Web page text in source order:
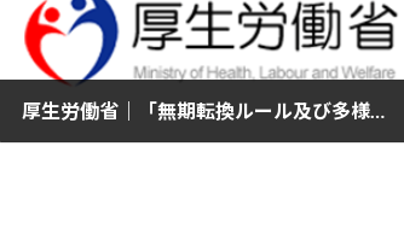
厚生労働省｜「無期転換ルール及び多様な正社員等の労働契約関係の明確化に関する考え方と裁判例」を公表しました